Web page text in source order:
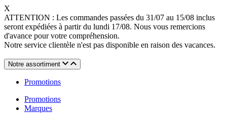
X
ATTENTION : Les commandes passées du 31/07 au 15/08 inclus
seront expédiées à partir du lundi 17/08. Nous vous remercions
d'avance pour votre compréhension.
Notre service clientèle n'est pas disponible en raison des vacances.
Notre assortiment
Promotions
Promotions
Marques